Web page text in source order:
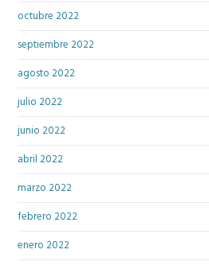
octubre 2022
septiembre 2022
agosto 2022
julio 2022
junio 2022
abril 2022
marzo 2022
febrero 2022
enero 2022